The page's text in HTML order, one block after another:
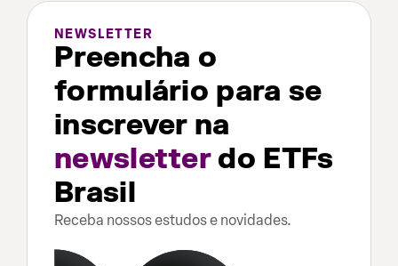
NEWSLETTER
Preencha o
formulário para se
inscrever na
newsletterdo ETFs
Brasil
Receba nossos estudos e novidades.